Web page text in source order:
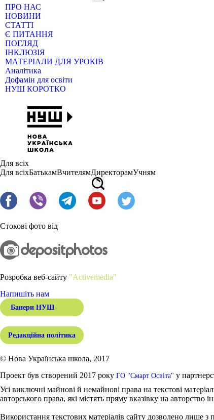
ПРО НАС
НОВИНИ
СТАТТІ
Є ПИТАННЯ
ПОГЛЯД
ІНКЛЮЗІЯ
МАТЕРІАЛИ ДЛЯ УРОКІВ
Аналітика
Дофамін для освіти
НУШ КОРОТКО
Для всіх
Для всіхБатькамВчителямДиректорамУчням
Стокові фото від
Розробка веб-сайту "Activemedia"
Напишіть нам
Банери НУШ
Редакційна політика
© Нова Українська школа, 2017
Проект був створений 2017 року ГО "Смарт Освіта" у
Усі виключні майнові й немайнові права на текстові
авторського права, які містять пряму вказівку на авторство
Використання текстових матеріалів сайту дозволено лише